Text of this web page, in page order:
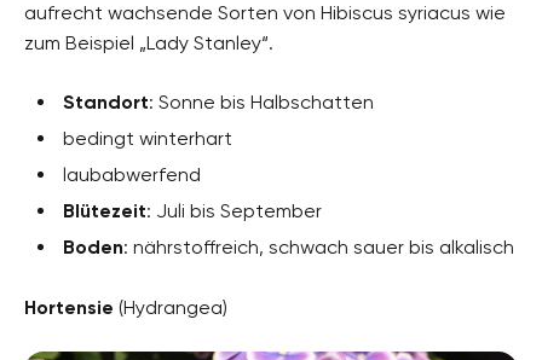
aufrecht wachsende Sorten von Hibiscus syriacus wie
zum Beispiel „Lady Stanley“.
Standort: Sonne bis Halbschatten
bedingt winterhart
laubabwerfend
Blütezeit: Juli bis September
Boden: nährstoffreich, schwach sauer bis alkalisch
Hortensie (Hydrangea)